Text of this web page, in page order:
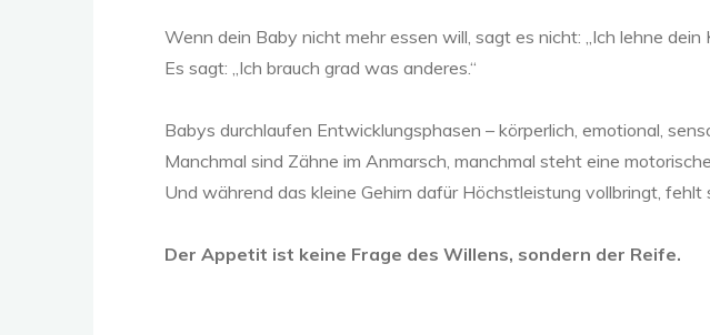
Wenn dein Baby nicht mehr essen will, sagt es nicht: „Ich lehne dein
Es sagt: „Ich brauch grad was anderes.“
Babys durchlaufen Entwicklungsphasen – körperlich, emotional,
Manchmal sind Zähne im Anmarsch, manchmal steht eine
Und während das kleine Gehirn dafür Höchstleistung vollbringt,
Der Appetit ist keine Frage des Willens, sondern der Reife.